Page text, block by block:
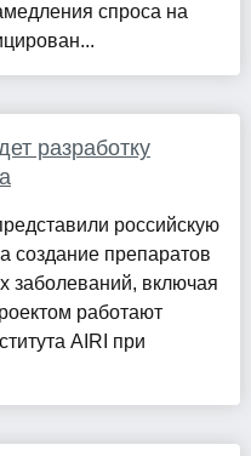
спроса на
разработку
российскую
создание препаратов
заболеваний, включая
работают
AIRI при